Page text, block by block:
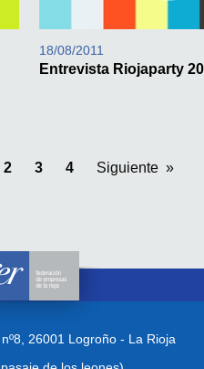
18/08/2011
Entrevista Riojaparty
en la pagina
2 3 4 Siguiente
26001 Logroño - La Rioja